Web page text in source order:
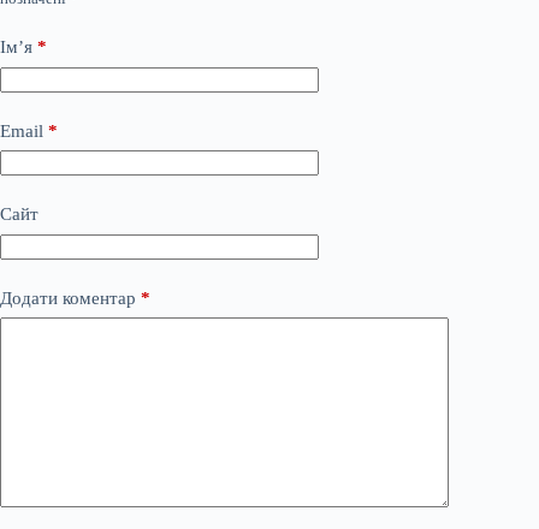
Ім’я *
Email *
Сайт
Додати коментар *